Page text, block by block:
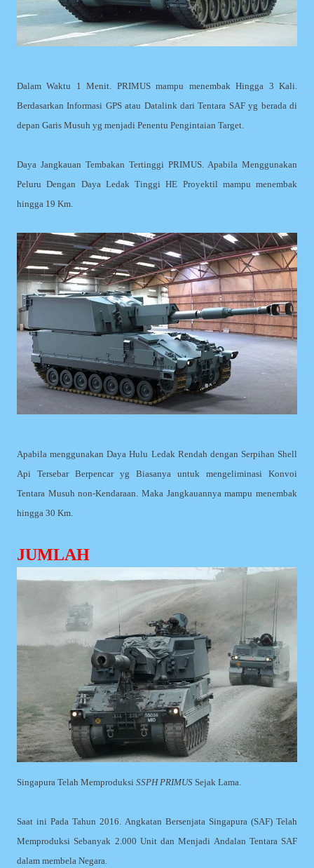
Dalam Waktu 1 Menit. PRIMUS mampu menembak Hingga 3 Kali.
Berdasarkan Informasi GPS atau Datalink dari Tentara SAF yg berada di
depan Garis Musuh yg menjadi Penentu Pengintaian Target.
Daya Jangkauan Tembakan Tertinggi PRIMUS. Apabila Menggunakan
Peluru Dengan Daya Ledak Tinggi HE Proyektil mampu menembak
hingga 19 Km.
Apabila menggunakan Daya Hulu Ledak Rendah dengan Serpihan Shell
Api Tersebar Berpencar yg Biasanya untuk mengeliminasi Konvoi
Tentara Musuh non-Kendaraan. Maka Jangkauannya mampu menembak
hingga 30 Km.
JUMLAH
Singapura Telah Memproduksi SSPH PRIMUS Sejak Lama.
Saat ini Pada Tahun 2016. Angkatan Bersenjata Singapura (SAF) Telah
Memproduksi Sebanyak 2.000 Unit dan Menjadi Andalan Tentara SAF
dalam membela Negara.